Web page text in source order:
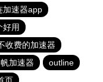
加速器app
好用
收费的加速器
加速器
outline